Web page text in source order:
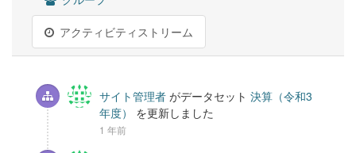
アクティビティストリーム
サイト管理者 がデータセット 決算（令和3
年度）
を更新しました
1 年前